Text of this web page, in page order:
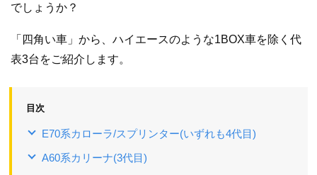
でしょうか？
「四角い車」から、ハイエースのような1BOX車を除く代
表3台をご紹介します。
目次
E70系カローラ/スプリンター(いずれも4代目)
A60系カリーナ(3代目)